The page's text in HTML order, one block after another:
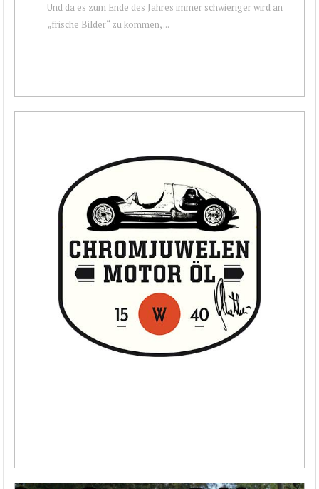
Und da es zum Ende des Jahres immer schwieriger wird an
„frische Bilder“ zu kommen, ...